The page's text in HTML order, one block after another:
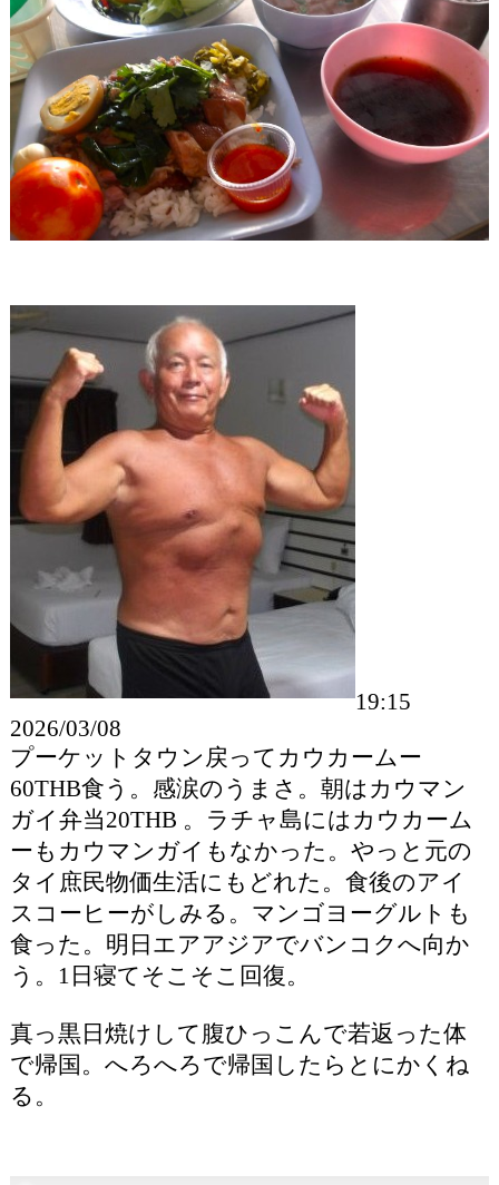
19:15
2026/03/08
プーケットタウン戻ってカウカームー
60THB食う。感涙のうまさ。朝はカウマン
ガイ弁当20THB 。ラチャ島にはカウカーム
ーもカウマンガイもなかった。やっと元の
タイ庶民物価生活にもどれた。食後のアイ
スコーヒーがしみる。マンゴヨーグルトも
食った。明日エアアジアでバンコクへ向か
う。1日寝てそこそこ回復。
真っ黒日焼けして腹ひっこんで若返った体
で帰国。へろへろで帰国したらとにかくね
る。